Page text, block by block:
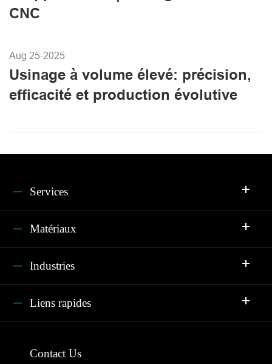
CNC
Aug 25-2025
Usinage à volume élevé: précision,
efficacité et production évolutive
Services
Matériaux
Industries
Liens rapides
Contact Us